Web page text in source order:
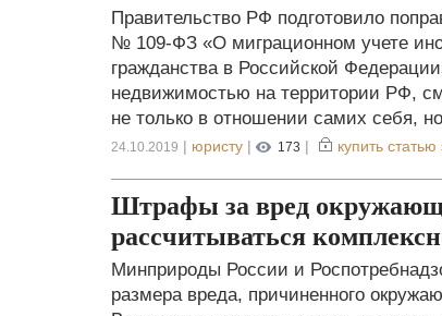
Правительство РФ подготовило
№ 109-ФЗ «О миграционном учете
гражданства в Российской
недвижимостью на территории РФ,
не только в отношении самих себя,
24.10.2019 | юристу | 173 | купить статью
Штрафы за вред
рассчитываться
Минприроды России и
размера вреда, причиненного